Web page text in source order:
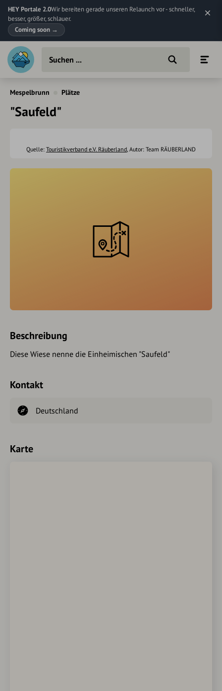
HEY Portale 2.0Wir bereiten gerade unseren Relaunch vor - schneller,
besser, größer, schlauer.
Coming soon →
Mespelbrunn Plätze
"Saufeld"
Quelle: Touristikverband e.V. Räuberland, Autor: Team RÄUBERLAND
Beschreibung
Diese Wiese nenne die Einheimischen "Saufeld"
Kontakt
Deutschland
Karte